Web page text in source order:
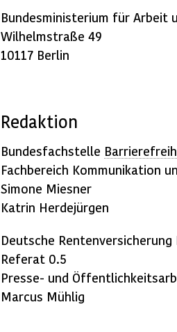
Bundesministerium für Arbeit
Wilhelmstraße 49
10117 Berlin
Redaktion
Bundesfachstelle
Fachbereich Kommunikation
Simone Miesner
Katrin Herdejürgen
Deutsche
Referat 0.5
Presse- und
Marcus Mühlig